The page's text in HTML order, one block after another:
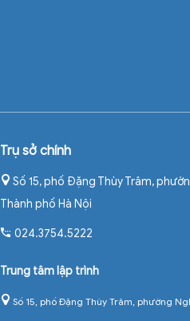
Trụ sở chính
Số 15, phố Đặng Thùy Trâm,
Thành phố Hà Nội
024.3754.5222
Trung tâm lập trình
Số 15, phố Đặng Thùy Trâm, phường